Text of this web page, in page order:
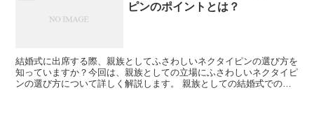
ピンのポイントとは？
結婚式に出席する際、親族としてふさわしいネクタイピンの選び方を
知っていますか？今回は、親族としての立場にふさわしいネクタイピ
ンの選び方について詳しく解説します。 親族としての結婚式での装